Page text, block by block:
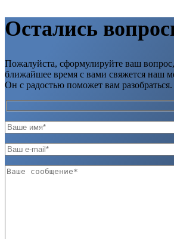
Остались
Пожалуйста, сформулируйте ваш
ближайшее время с вами свяжется наш
Он с радостью поможет вам разобраться.